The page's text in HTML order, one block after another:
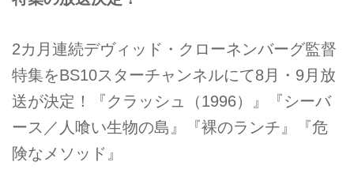
2カ月連続デヴィッド・クローネンバーグ監督
特集をBS10スターチャンネルにて8月・9月放
送が決定！『クラッシュ（1996）』『シーバ
ース／人喰い生物の島』『裸のランチ』『危
険なメソッド』